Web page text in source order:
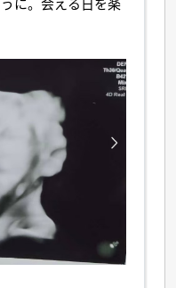
に。会える日を楽